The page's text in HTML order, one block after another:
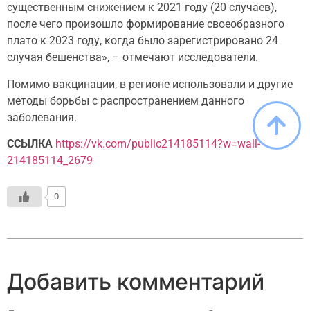
существенным снижением к 2021 году (20 случаев),
после чего произошло формирование своеобразного
плато к 2023 году, когда было зарегистрировано 24
случая бешенства», – отмечают исследователи.
Помимо вакцинации, в регионе использовали и другие
методы борьбы с распространением данного
заболевания.
ССЫЛКА https://vk.com/public214185114?w=wall-
214185114_2679
0
Добавить комментарий